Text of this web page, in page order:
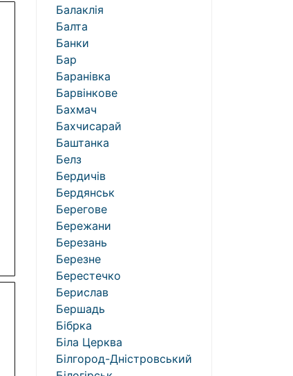
Балаклія
Балта
Банки
Бар
Баранівка
Барвінкове
Бахмач
Бахчисарай
Баштанка
Белз
Бердичів
Бердянськ
Берегове
Бережани
Березань
Березне
Берестечко
Берислав
Бершадь
Бібрка
Біла Церква
Білгород-Дністровський